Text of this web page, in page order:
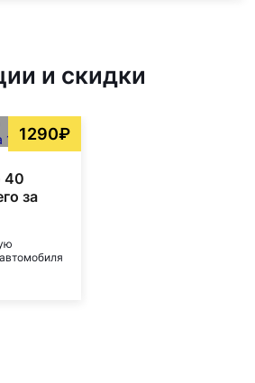
и скидки
1290₽
40
за